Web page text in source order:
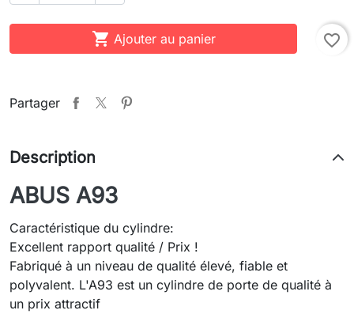
 Ajouter au panier favorite_border
Partager
Description
ABUS A93
Caractéristique du cylindre:
Excellent rapport qualité / Prix !
Fabriqué à un niveau de qualité élevé, fiable et
polyvalent. L'A93 est un cylindre de porte de qualité à
un prix attractif